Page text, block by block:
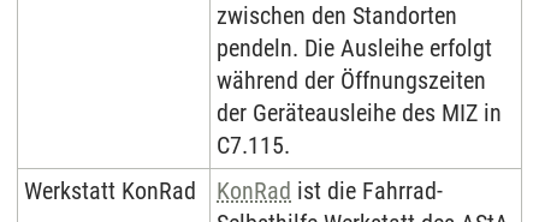
zwischen den Standorten
pendeln. Die Ausleihe erfolgt
während der Öffnungszeiten
der Geräteausleihe des MIZ in
C7.115.
Werkstatt KonRad
KonRad ist die Fahrrad-